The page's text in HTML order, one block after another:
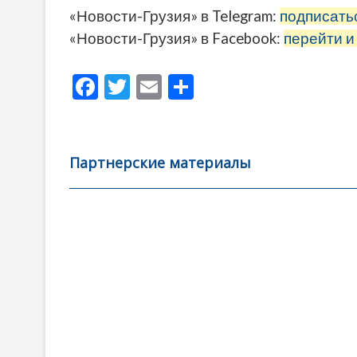
«Новости-Грузия» в Telegram:
«Новости-Грузия» в Facebook: перейти и
F
b
o
T
er
E
l
а
в
Партнерские материалы